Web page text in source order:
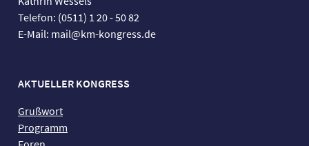
Telefon: (0511) 1 20 - 50 82
E-Mail: mail@km-kongress.de
AKTUELLER KONGRESS
Grußwort
Programm